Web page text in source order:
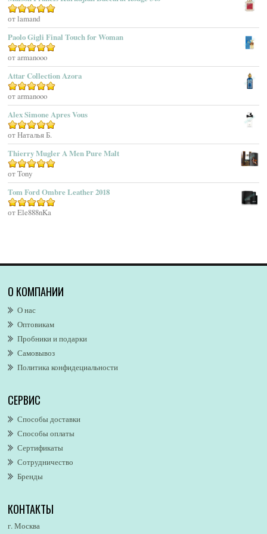
Agatha Ruiz De La Prada
Agatho Parfum
Agent Provocateur
Agnes B
Agonist
Ahjaar
Aigner
Aj Arabia (Widian)
Ajmal
Akro
Al Hamatt
Al Haramain
Al-Jazeera
Alex Simone
Alexander McQueen
Alexandre. J
Alford & Hoff
Alfred Dunhill
Alfred Ritchy
Alfred Sung
AllSaints
Alsayad
Altaia
Alvarez Gomez
Alviero Martini
Alyson Oldoini
American Eagle
Оценка5из 5
от lamand
Paolo Gigli Final Touch for Woman
Оценка5из 5
от armanooo
Attar Collection Azora
Оценка5из 5
от armanooo
Alex Simone Apres Vous
Оценка5из 5
от Наталья Б.
Thierry Mugler A Men Pure Malt
Оценка
от Tony
Tom Ford Ombre Leather 2018
Оценка5из 5
от Ele888nKa
О КОМПАНИИ
О нас
Оптовикам
Пробники и подарки
Самовывоз
Политика конфидециальности
СЕРВИС
Способы доставки
Способы оплаты
Сертификаты
Сотрудничество
Бренды
КОНТАКТЫ
г. Москва